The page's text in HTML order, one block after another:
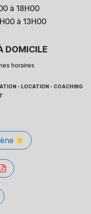
à 18H00
à 13H00
DOMICILE
horaires
- LOCATION - COACHING